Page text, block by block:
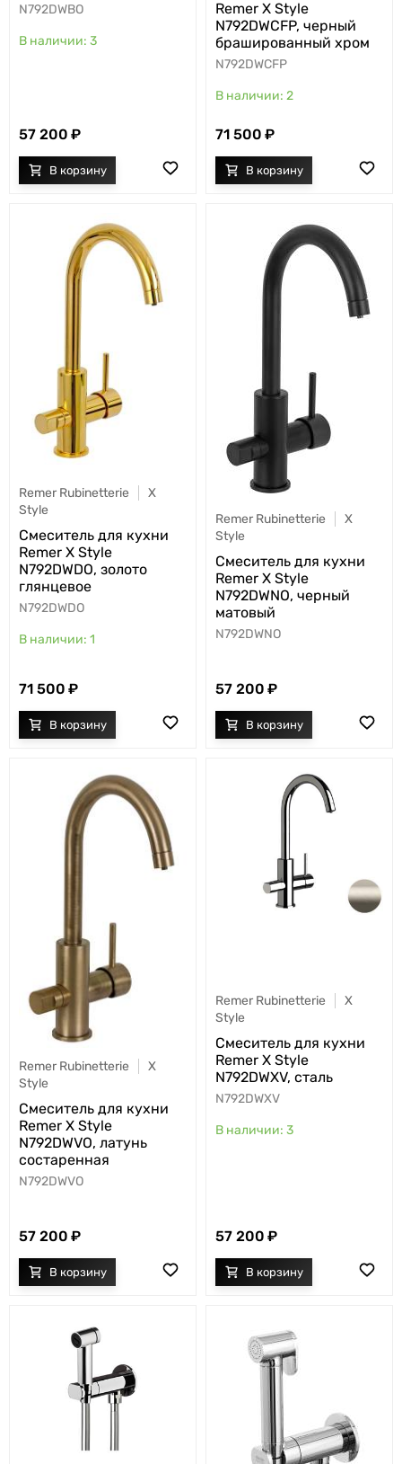
N792DWBO
3
57 200
Remer X Style
N792DWCFP, черный
брашированный хром
N792DWCFP
2
71 500
Remer Rubinetterie
X
Style
Cмеситель для кухни
Remer X Style
N792DWDO, золото
глянцевое
N792DWDO
1
71 500
Remer Rubinetterie
X
Style
Cмеситель для кухни
Remer X Style
N792DWNO, черный
матовый
N792DWNO
57 200
Remer Rubinetterie
X
Style
Cмеситель для кухни
Remer X Style
N792DWVO, латунь
состаренная
N792DWVO
57 200
Remer Rubinetterie
X
Style
Cмеситель для кухни
Remer X Style
N792DWXV, сталь
N792DWXV
3
57 200